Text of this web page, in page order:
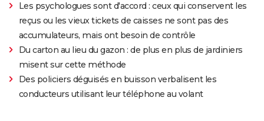
Les psychologues sont d'accord : ceux qui conservent les
reçus ou les vieux tickets de caisses ne sont pas des
accumulateurs, mais ont besoin de contrôle
Du carton au lieu du gazon : de plus en plus de jardiniers
misent sur cette méthode
Des policiers déguisés en buisson verbalisent les
conducteurs utilisant leur téléphone au volant